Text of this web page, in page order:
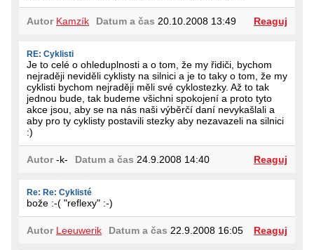
Autor Kamzík Datum a čas 20.10.2008 13:49 Reaguj
RE: Cyklisti
Je to celé o ohleduplnosti a o tom, že my řidiči, bychom
nejraději neviděli cyklisty na silnici a je to taky o tom, že my
cyklisti bychom nejraději měli své cyklostezky. Až to tak
jednou bude, tak budeme všichni spokojení a proto tyto
akce jsou, aby se na nás naši výběrčí daní nevykašlali a
aby pro ty cyklisty postavili stezky aby nezavazeli na silnici
:)
Autor-k- Datum a čas 24.9.2008 14:40 Reaguj
Re: Re: Cyklisté
bože :-( "reflexy" :-)
Autor Leeuwerik Datum a čas 22.9.2008 16:05 Reaguj